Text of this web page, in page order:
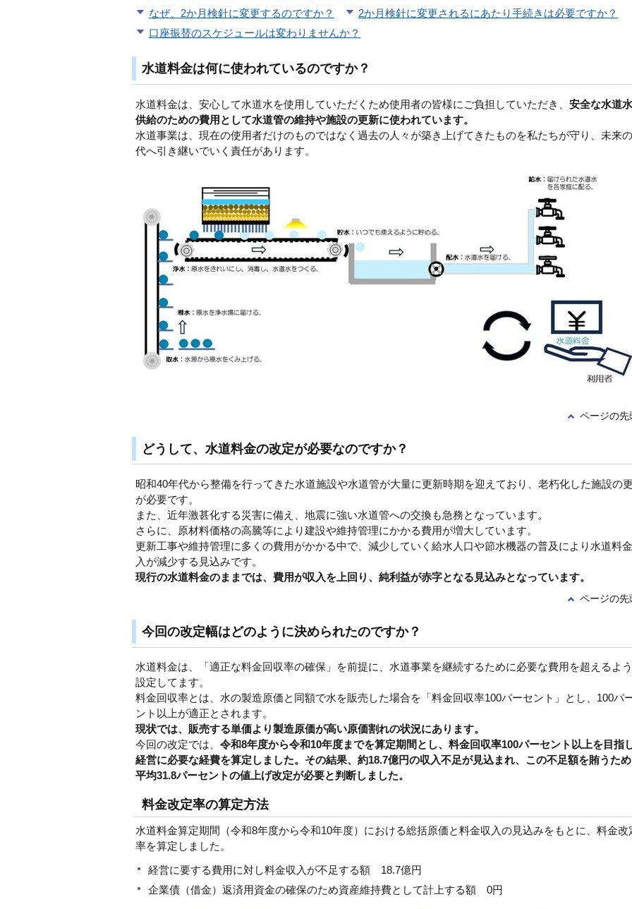
なぜ、2か月検針に変更するのですか？
2か月検針に変更されるにあたり手続きは必要ですか？
口座振替のスケジュールは変わりませんか？
水道料金は何に使われているのですか？
水道料金は、安心して水道水を使用していただくため使用者の皆様にご負担していただき、 安全な水道
供給のための費用として水道管の維持や施設の更新に使われています。
水道事業は、現在の使用者だけのものではなく過去の人々が築き上げてきたものを私たちが守り、未来
代へ引き継いでいく責任があります。
ページの先
どうして、水道料金の改定が必要なのですか？
昭和40年代から整備を行ってきた水道施設や水道管が大量に更新時期を迎えており、老朽化した施設の
が必要です。
また、近年激甚化する災害に備え、地震に強い水道管への交換も急務となっています。
さらに、原材料価格の高騰等により建設や維持管理にかかる費用が増大しています。
更新工事や維持管理に多くの費用がかかる中で、減少していく給水人口や節水機器の普及により水道料
入が減少する見込みです。
現行の水道料金のままでは、費用が収入を上回り、純利益が赤字となる見込みとなっています。
ページの先
今回の改定幅はどのように決められたのですか？
水道料金は、「適正な料金回収率の確保」を前提に、水道事業を継続するために必要な費用を超えるよ
設定してます。
料金回収率とは、水の製造原価と同額で水を販売した場合を「料金回収率100パーセント」とし、100パ
ント以上が適正とされます。
現状では、販売する単価より製造原価が高い原価割れの状況にあります。
今回の改定では、 令和8年度から令和10年度までを算定期間とし、料金回収率100パーセント以上を目指
経営に必要な経費を算定しました。その結果、約18.7億円の収入不足が見込まれ、この不足額を賄うた
平均31.8パーセントの値上げ改定が必要と判断しました。
料金改定率の算定方法
水道料金算定期間（令和8年度から令和10年度）における総括原価と料金収入の見込みをもとに、料金改
率を算定しました。
経営に要する費用に対し料金収入が不足する額 18.7億円
企業債（借金）返済用資金の確保のため資産維持費として計上する額 0円